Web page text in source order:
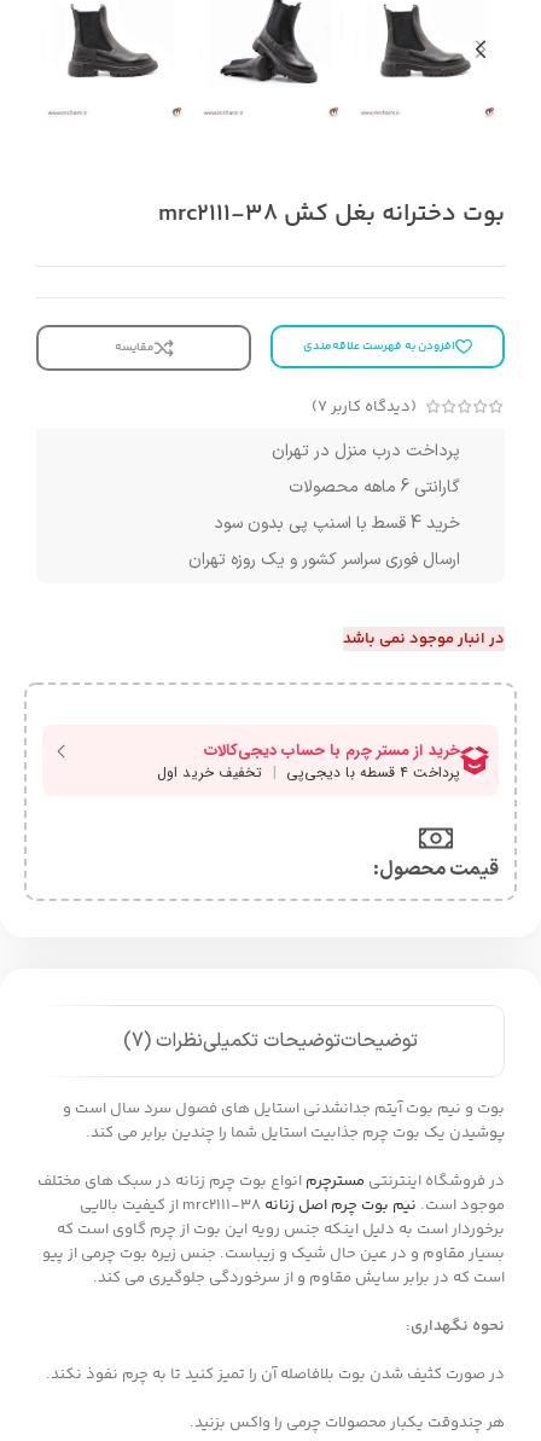
بوت دخترانه بغل کش mrc2111-38
افزودن به فهرست علاقه‌مندی مقایسه
(دیدگاه کاربر7
)
پرداخت درب منزل در تهران
گارانتی 6 ماهه محصولات
خرید 4 قسط با اسنپ پی بدون سود
ارسال فوری سراسر کشور و یک روزه تهران
در انبار موجود نمی باشد
قیمت محصول:​
توضیحاتتوضیحات تکمیلینظرات (7)
بوت و نیم بوت آیتم جدانشدنی استایل های فصول سرد سال است و
پوشیدن یک بوت چرم جذابیت استایل شما را چندین برابر می کند.
در فروشگاه اینترنتی مسترچرم انواع بوت چرم زنانه در سبک های مختلف
موجود است. نیم بوت چرم اصل زنانه
mrc2111-38 از کیفیت بالایی
برخوردار است به دلیل اینکه جنس رویه این بوت از چرم گاوی است که
بسیار مقاوم و در عین حال شیک و زیباست. جنس زیره بوت چرمی از پیو
است که در برابر سایش مقاوم و از سرخوردگی جلوگیری می کند.
نحوه نگهداری:
در صورت کثیف شدن بوت بلافاصله آن را تمیز کنید تا به چرم نفوذ نکند.
هر چندوقت یکبار محصولات چرمی را واکس بزنید.